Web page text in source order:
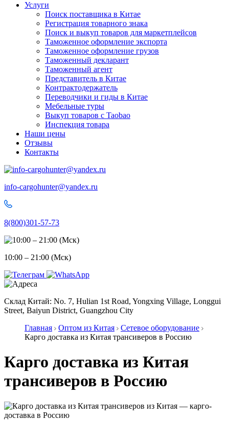
Услуги
Поиск поставщика в Китае
Регистрация товарного знака
Поиск и выкуп товаров для маркетплейсов
Таможенное оформление экспорта
Таможенное оформление грузов
Таможенный декларант
Таможенный агент
Представитель в Китае
Контрактодержатель
Переводчики и гиды в Китае
Мебельные туры
Выкуп товаров с Taobao
Инспекция товара
Наши цены
Отзывы
Контакты
info-cargohunter@yandex.ru
8(800)301-57-73
10:00 – 21:00 (Мск)
Склад Китай: No. 7, Hulian 1st Road, Yongxing Village, Longgui
Street, Baiyun District, Guangzhou City
Главная
Оптом из Китая
Сетевое оборудование
Карго доставка из Китая трансиверов в Россию
Карго доставка из Китая
трансиверов в Россию